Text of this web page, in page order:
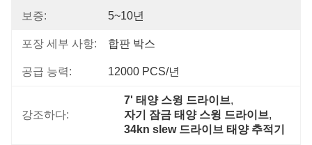
보증: 5~10년
포장 세부 사항: 합판 박스
공급 능력: 12000 PCS/년
강조하다:
7' 태양 스윙 드라이브,
자기 잠금 태양 스윙 드라이브,
34kn slew 드라이브 태양 추적기